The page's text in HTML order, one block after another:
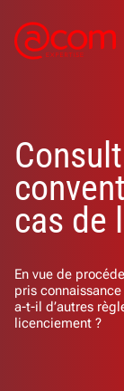
cas de
En vue de
pris
a-t-il d’autres
licenciement ?